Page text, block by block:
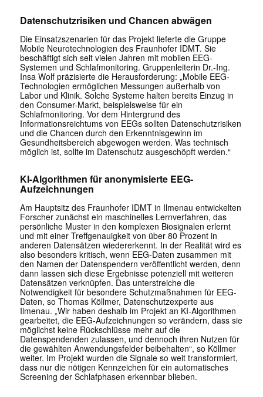
Datenschutzrisiken und Chancen abwägen
Die Einsatzszenarien für das Projekt lieferte die Gruppe
Mobile Neurotechnologien des Fraunhofer IDMT. Sie
beschäftigt sich seit vielen Jahren mit mobilen EEG-
Systemen und Schlafmonitoring. Gruppenleiterin Dr.-Ing.
Insa Wolf präzisierte die Herausforderung: „Mobile EEG-
Technologien ermöglichen Messungen außerhalb von
Labor und Klinik. Solche Systeme halten bereits Einzug in
den Consumer-Markt, beispielsweise für ein
Schlafmonitoring. Vor dem Hintergrund des
Informationsreichtums von EEGs sollten Datenschutzrisiken
und die Chancen durch den Erkenntnisgewinn im
Gesundheitsbereich abgewogen werden. Was technisch
möglich ist, sollte im Datenschutz ausgeschöpft werden.“
KI-Algorithmen für anonymisierte EEG-
Aufzeichnungen
Am Hauptsitz des Fraunhofer IDMT in Ilmenau entwickelten
Forscher zunächst ein maschinelles Lernverfahren, das
persönliche Muster in den komplexen Biosignalen erlernt
und mit einer Treffgenauigkeit von über 80 Prozent in
anderen Datensätzen wiedererkennt. In der Realität wird es
also besonders kritisch, wenn EEG-Daten zusammen mit
den Namen der Datenspendern veröffentlicht werden, denn
dann lassen sich diese Ergebnisse potenziell mit weiteren
Datensätzen verknüpfen. Das unterstreiche die
Notwendigkeit für besondere Schutzmaßnahmen für EEG-
Daten, so Thomas Köllmer, Datenschutzexperte aus
Ilmenau. „Wir haben deshalb im Projekt an KI-Algorithmen
gearbeitet, die EEG-Aufzeichnungen so verändern, dass sie
möglichst keine Rückschlüsse mehr auf die
Datenspendenden zulassen, und dennoch ihren Nutzen für
die gewählten Anwendungsfelder beibehalten“, so Köllmer
weiter. Im Projekt wurden die Signale so weit transformiert,
dass nur die nötigen Kennzeichen für ein automatisches
Screening der Schlafphasen erkennbar blieben.